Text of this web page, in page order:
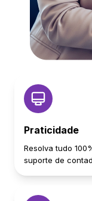
Praticidade
Resolva tudo
suporte de